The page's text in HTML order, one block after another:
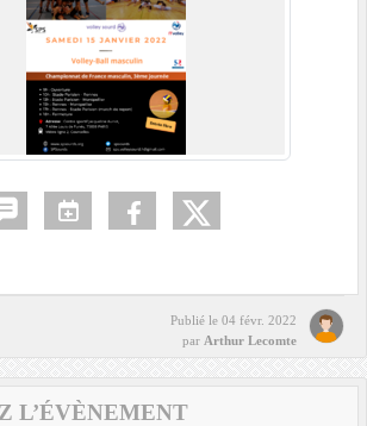
Publié le 04 févr. 2022
par Arthur Lecomte
L’ÉVÈNEMENT